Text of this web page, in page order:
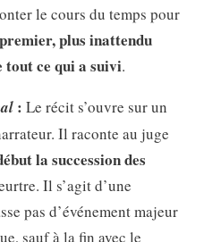
le cours du temps pour
plus inattendu
tout ce qui a suivi.
: Le récit s’ouvre sur un
Il raconte au juge
la succession des
Il s’agit d’une
pas d’événement majeur
sauf à la fin avec le